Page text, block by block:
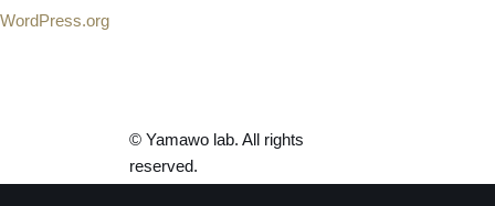
WordPress.org
© Yamawo lab. All rights
reserved.